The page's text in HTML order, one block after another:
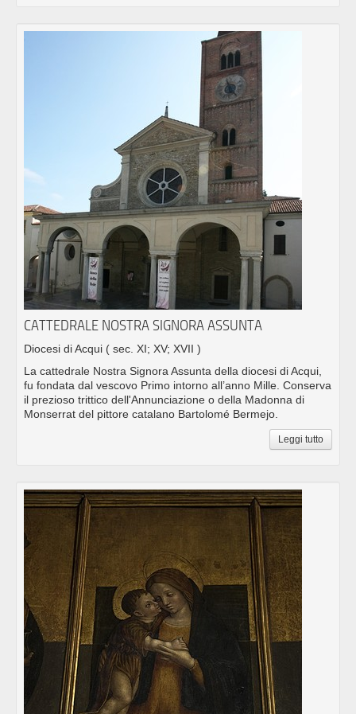
CATTEDRALE NOSTRA SIGNORA ASSUNTA
Diocesi di Acqui ( sec. XI; XV; XVII )
La cattedrale Nostra Signora Assunta della diocesi di Acqui,
fu fondata dal vescovo Primo intorno all’anno Mille. Conserva
il prezioso trittico dell'Annunciazione o della Madonna di
Monserrat del pittore catalano Bartolomé Bermejo.
Leggi tutto